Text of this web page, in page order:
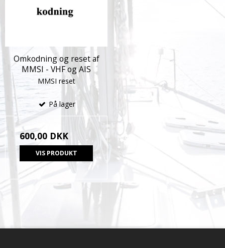
Omkodning og reset af
MMSI - VHF og AIS
MMSI reset
På lager
600,00 DKK
VIS PRODUKT